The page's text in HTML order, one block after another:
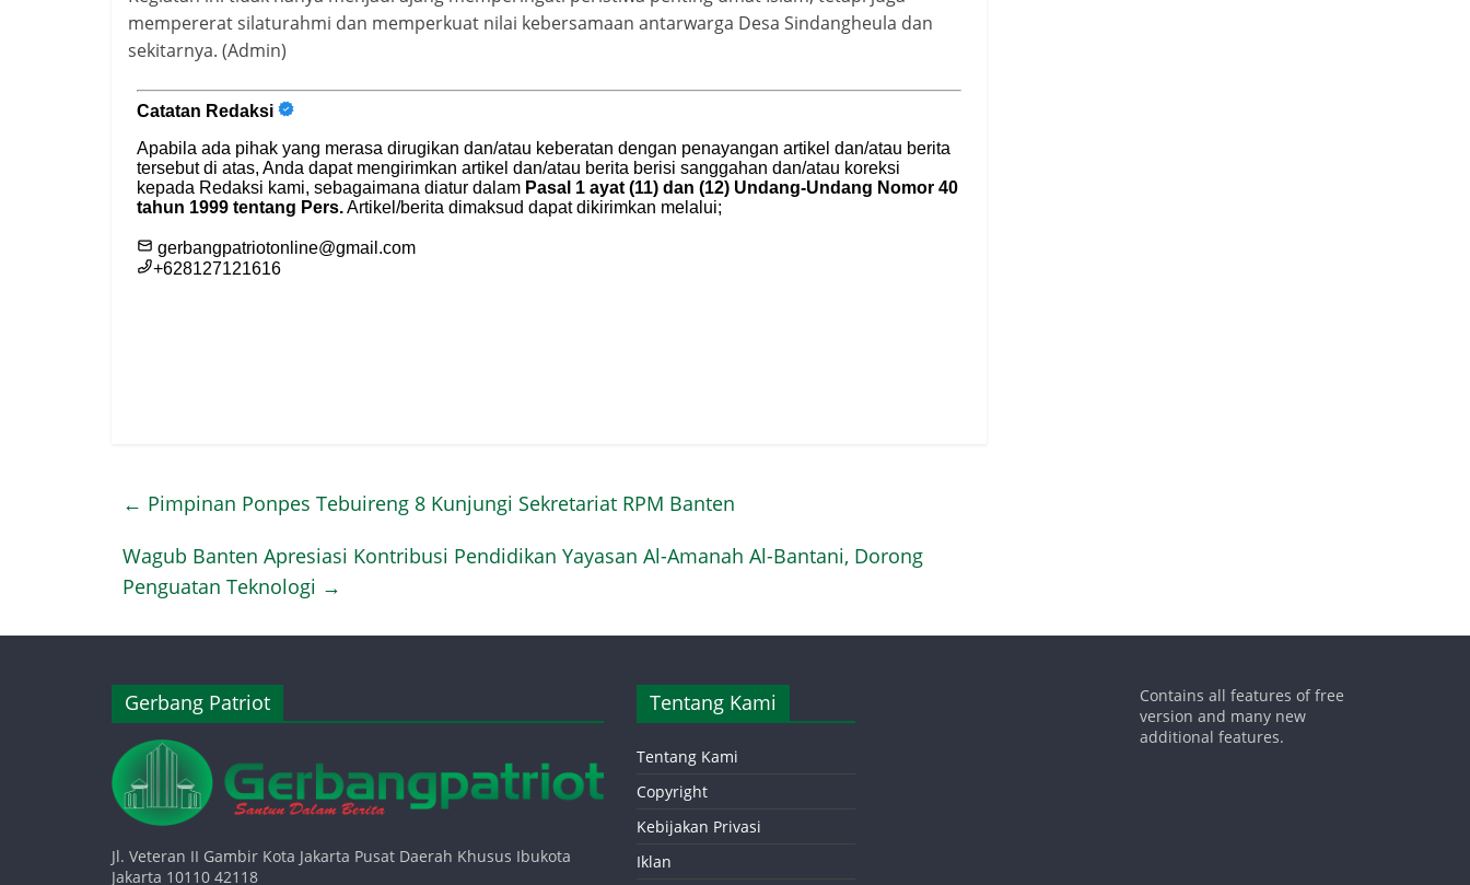
mempererat silaturahmi dan memperkuat nilai kebersamaan antarwarga Desa Sindangheula dan
sekitarnya. (Admin)
← Pimpinan Ponpes Tebuireng 8 Kunjungi Sekretariat RPM Banten
Wagub Banten Apresiasi Kontribusi Pendidikan Yayasan Al-Amanah Al-Bantani, Dorong
Penguatan Teknologi →
Gerbang Patriot
Jl. Veteran II Gambir Kota Jakarta Pusat Daerah Khusus Ibukota
Jakarta 10110 42118
Tentang Kami
Tentang Kami
Copyright
Kebijakan Privasi
Iklan
Contains all features of free
version and many new
additional features.